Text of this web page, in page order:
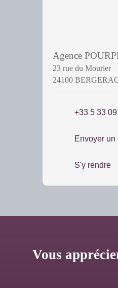
Agence
23 rue du Mourier
24100
+33 5 33
Envoyer un
S'y rendre
Vous